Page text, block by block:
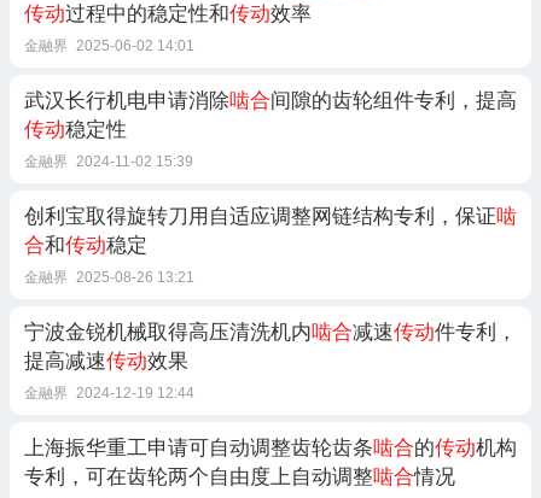
传动过程中的稳定性和传动效率
金融界 2025-06-02 14:01
武汉长行机电申请消除啮合间隙的齿轮组件专利，提高
传动稳定性
金融界 2024-11-02 15:39
创利宝取得旋转刀用自适应调整网链结构专利，保证啮
合和传动稳定
金融界 2025-08-26 13:21
宁波金锐机械取得高压清洗机内啮合减速传动件专利，
提高减速传动效果
金融界 2024-12-19 12:44
上海振华重工申请可自动调整齿轮齿条啮合的传动机构
专利，可在齿轮两个自由度上自动调整啮合情况